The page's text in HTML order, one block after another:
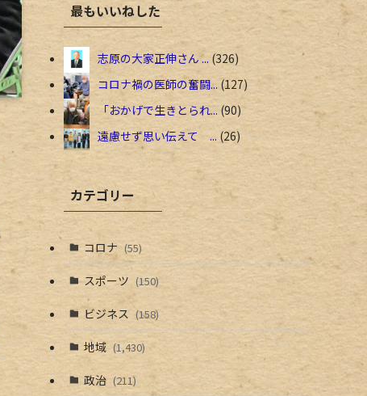
最もいいねした
志原の大家正伸さん ... 326
コロナ禍の医師の奮闘... 127
「おかげで生きとられ... 90
遠慮せず思い伝えて ... 26
カテゴリー
コロナ (55)
スポーツ (150)
ビジネス (158)
地域 (1,430)
政治 (211)